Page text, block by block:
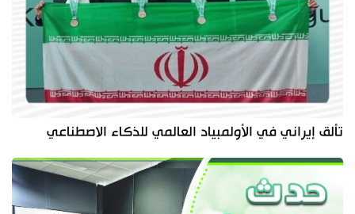
تألق إيراني في الأولمبياد العالمي للذكاء الاصطناعي